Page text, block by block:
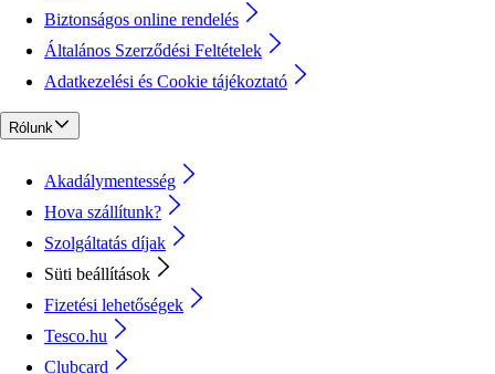
Biztonságos online rendelés
Általános Szerződési Feltételek
Adatkezelési és Cookie tájékoztató
Rólunk
Akadálymentesség
Hova szállítunk?
Szolgáltatás díjak
Süti beállítások
Fizetési lehetőségek
Tesco.hu
Clubcard